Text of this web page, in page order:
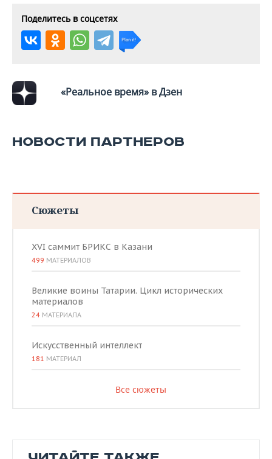
Поделитесь в соцсетях
«Реальное время» в Дзен
НОВОСТИ ПАРТНЕРОВ
Сюжеты
XVI саммит БРИКС в Казани
499 МАТЕРИАЛОВ
Великие воины Татарии. Цикл исторических
материалов
24 МАТЕРИАЛА
Искусственный интеллект
181 МАТЕРИАЛ
Все сюжеты